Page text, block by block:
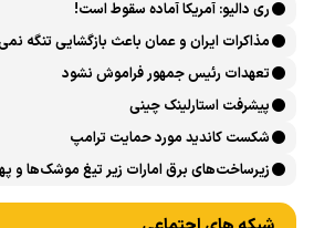
ری دالیو: آمریکا آماده سقوط است!
مذاکرات ایران و عمان باعث بازگشایی تنگه
تعهدات رئیس جمهور فراموش نشود
پیشرفت ‏استارلینک چینی
شکست کاندید مورد حمایت ترامپ
زیرساخت‌های برق امارات زیر تیغ موشک‌ها و